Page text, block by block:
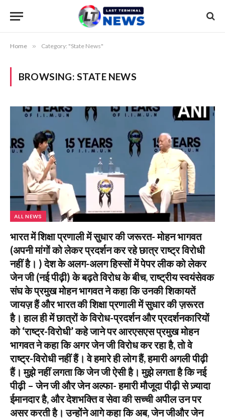
Home » Category: "State News"
BROWSING: STATE NEWS
ALL NEWS
भारत में शिक्षा प्रणाली में सुधार की जरूरत- मोहन भागवत
(अपनी मांगों को लेकर प्रदर्शन कर रहे छात्र राष्ट्र विरोधी
नहीं है। ) देश के अलग-अलग हिस्सों में पेपर लीक को लेकर
जेन जी (नई पीढ़ी) के बढ़ते विरोध के बीच, राष्ट्रीय स्वयंसेवक
संघ के प्रमुख मोहन भागवत ने कहा कि उनकी शिकायतें
जायज़ हैं और भारत की शिक्षा प्रणाली में सुधार की ज़रूरत
है। हाल ही में छात्रों के विरोध-प्रदर्शन और प्रदर्शनकारियों
को ‘राष्ट्र-विरोधी’ कहे जाने पर आरएसएस प्रमुख मोहन
भागवत ने कहा कि अगर जेन जी विरोध कर रहा है, तो वे
राष्ट्र-विरोधी नहीं हैं। वे हमारे ही लोग हैं, हमारी अगली पीढ़ी
हैं। मुझे नहीं लगता कि जेन जी ऐसी है। मुझे लगता है कि नई
पीढ़ी – जेन जी और जेन अल्फा- हमारी मौजूदा पीढ़ी से ज़्यादा
ईमानदार है, और देशभक्ति व सेवा की सच्ची अपील उन पर
असर करती है। उन्होंने आगे कहा कि अब, जेन जीऔर जेन